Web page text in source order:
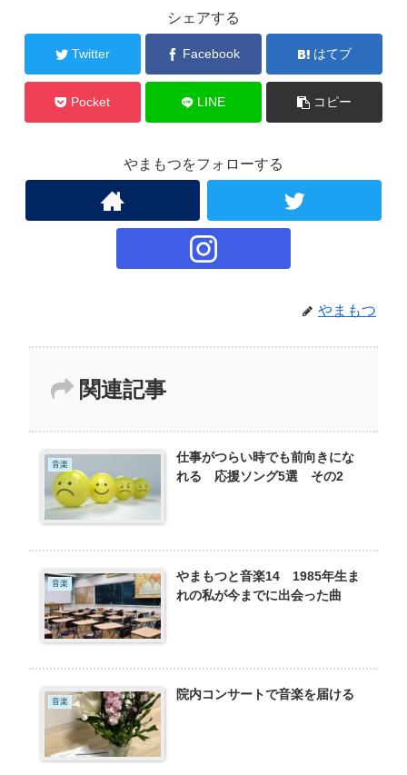
シェアする
Twitter Facebook はてブ
Pocket LINE コピー
やまもつをフォローする
やまもつ
関連記事
音楽
仕事がつらい時でも前向きにな
れる 応援ソング5選 その2
音楽
やまもつと音楽14 1985年生ま
れの私が今までに出会った曲
音楽 院内コンサートで音楽を届ける